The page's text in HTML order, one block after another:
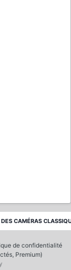
CAMÉRAS
de confidentialité
Premium)